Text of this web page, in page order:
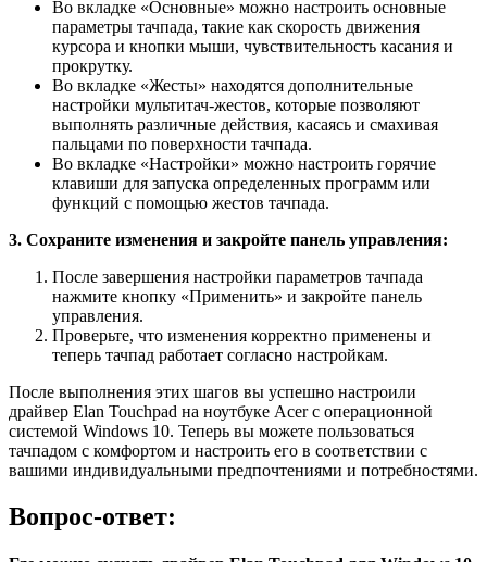
Во вкладке «Основные» можно настроить основные
параметры тачпада, такие как скорость движения
курсора и кнопки мыши, чувствительность касания и
прокрутку.
Во вкладке «Жесты» находятся дополнительные
настройки мультитач-жестов, которые позволяют
выполнять различные действия, касаясь и смахивая
пальцами по поверхности тачпада.
Во вкладке «Настройки» можно настроить горячие
клавиши для запуска определенных программ или
функций с помощью жестов тачпада.
3. Сохраните изменения и закройте панель управления:
После завершения настройки параметров тачпада
нажмите кнопку «Применить» и закройте панель
управления.
Проверьте, что изменения корректно применены и
теперь тачпад работает согласно настройкам.
После выполнения этих шагов вы успешно настроили
драйвер Elan Touchpad на ноутбуке Acer с операционной
системой Windows 10. Теперь вы можете пользоваться
тачпадом с комфортом и настроить его в соответствии с
вашими индивидуальными предпочтениями и потребностями.
Вопрос-ответ: